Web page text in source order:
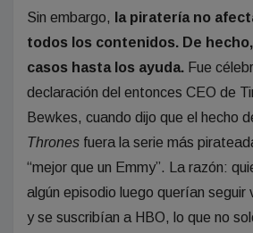
Sin embargo,
la piratería no
todos los contenidos. De
casos hasta los ayuda. Fue
declaración del entonces CEO de
Bewkes, cuando dijo que el hecho
Thrones fuera la serie más
“mejor que un Emmy”. La razón:
algún episodio luego querían seguir
y se suscribían a HBO, lo que no